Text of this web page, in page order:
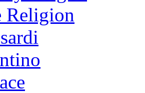
Religion